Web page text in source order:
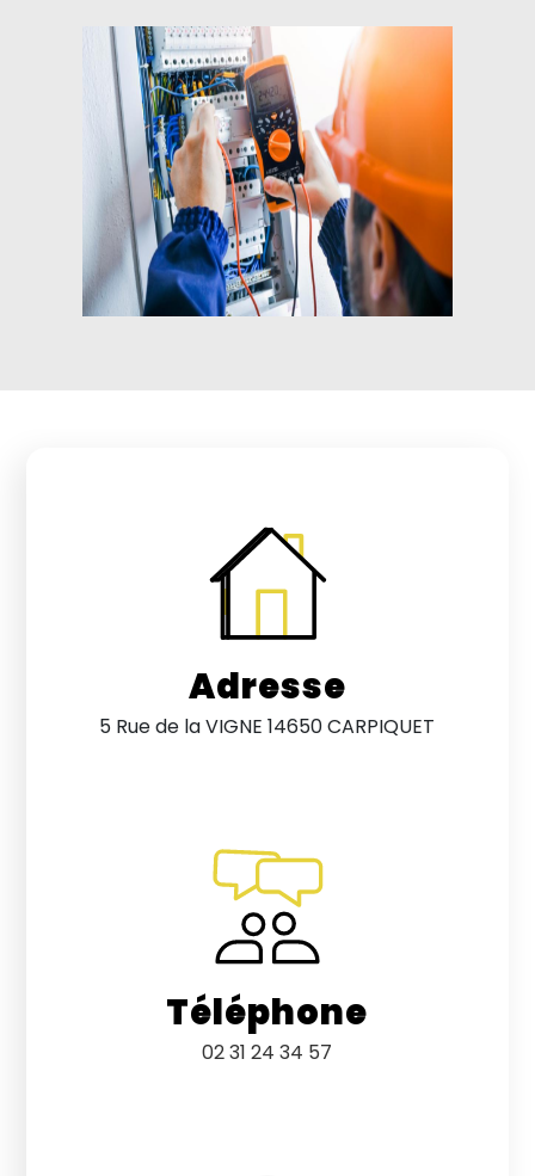
Adresse
5 Rue de la VIGNE 14650 CARPIQUET
Téléphone
02 31 24 34 57